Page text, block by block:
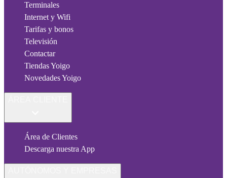
Terminales
Internet y Wifi
Tarifas y bonos
Televisión
Contactar
Tiendas Yoigo
Novedades Yoigo
Área de Clientes
Descarga nuestra App